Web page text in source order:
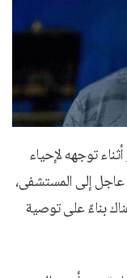
توجهه لإحياء
إلى المستشفى،
بناءً على توصية